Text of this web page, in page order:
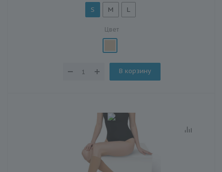
S M L
Цвет
В корзину